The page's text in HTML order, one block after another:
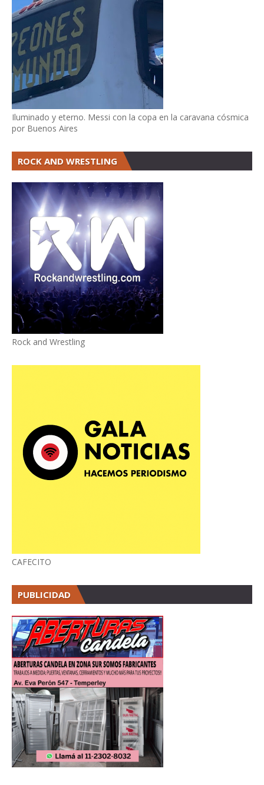
Iluminado y eterno. Messi con la copa en la caravana cósmica
por Buenos Aires
ROCK AND WRESTLING
Rock and Wrestling
CAFECITO
PUBLICIDAD